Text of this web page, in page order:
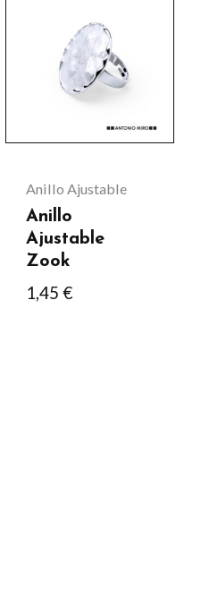
Anillo Ajustable
Anillo
Ajustable
Zook
1,45 €